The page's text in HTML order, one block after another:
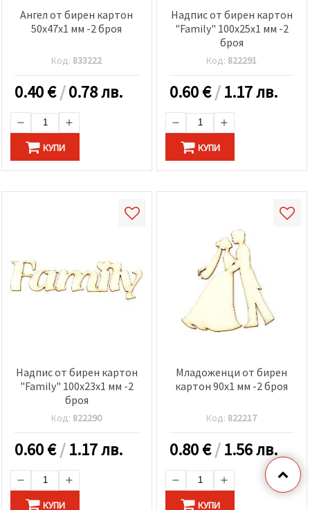
Ангел от бирен картон
50x47x1 мм -2 броя
Код: 833222
0.40€/0.78 лв.
КУПИ
Надпис от бирен картон
"Family" 100x25x1 мм -2
броя
Код: 822291
0.60€/1.17 лв.
КУПИ
Надпис от бирен картон
"Family" 100x23x1 мм -2
броя
Код: 822290
0.60€/1.17 лв.
КУПИ
Младоженци от бирен
картон 90x1 мм -2 броя
Код: 822217
0.80€/1.56 лв.
КУПИ